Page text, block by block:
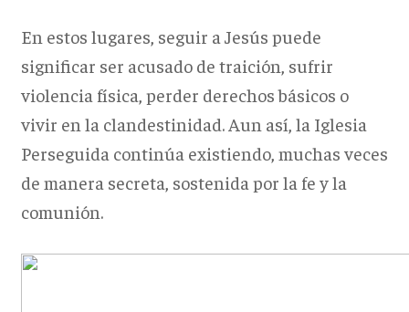
En estos lugares, seguir a Jesús puede
significar ser acusado de traición, sufrir
violencia física, perder derechos básicos o
vivir en la clandestinidad. Aun así, la Iglesia
Perseguida continúa existiendo, muchas veces
de manera secreta, sostenida por la fe y la
comunión.